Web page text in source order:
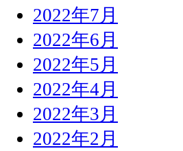
2022年7月
2022年6月
2022年5月
2022年4月
2022年3月
2022年2月